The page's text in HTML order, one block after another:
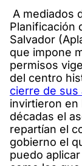
A mediados
Planificación
Salvador
que impone
permisos
del centro
cierre de sus
invirtieron en
décadas el
repartían el
gobierno el
puedo